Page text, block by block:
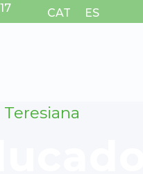
CAT ES
Teresiana